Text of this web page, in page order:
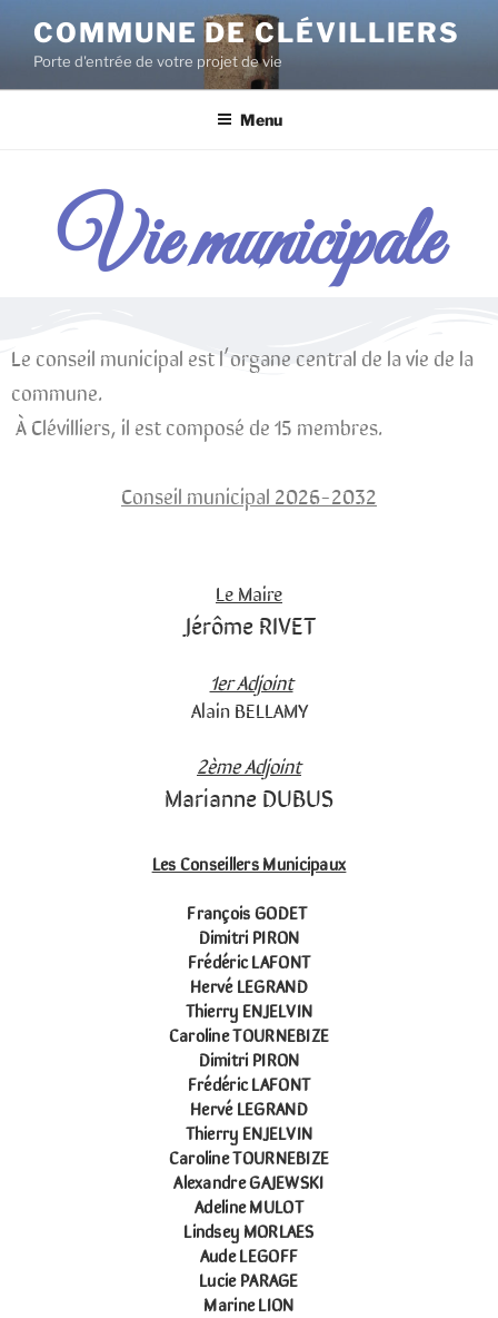
COMMUNE DE CLÉVILLIERS
Porte d'entrée de votre projet de vie
Menu
Vie municipale
Le conseil municipal est l’organe central de la vie de la
commune.
À Clévilliers, il est composé de 15 membres.
Conseil municipal 2026-2032
Le Maire
Jérôme RIVET
1er Adjoint
Alain BELLAMY
2ème Adjoint
Marianne DUBUS
Les Conseillers Municipaux
François GODET
Dimitri PIRON
Frédéric LAFONT
Hervé LEGRAND
Thierry ENJELVIN
Caroline TOURNEBIZE
Dimitri PIRON
Frédéric LAFONT
Hervé LEGRAND
Thierry ENJELVIN
Caroline TOURNEBIZE
Alexandre GAJEWSKI
Adeline MULOT
Lindsey MORLAES
Aude LEGOFF
Lucie PARAGE
Marine LION